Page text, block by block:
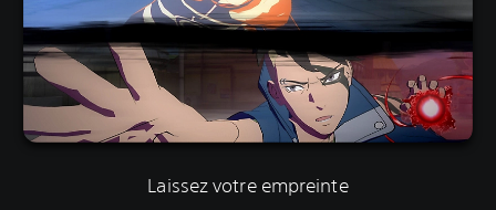
Laissez votre empreinte